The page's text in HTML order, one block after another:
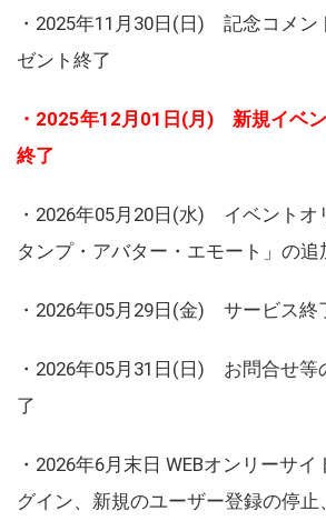
・2025年11月30日(日) 記念コメン
ゼント終了
・2025年12月01日(月) 新規イベ
終了
・2026年05月20日(水) イベントオ
タンプ・アバター・エモート」の追
・2026年05月29日(金) サービス終
・2026年05月31日(日) お問合せ等
了
・2026年6月末日 WEBオンリーサ
グイン、新規のユーザー登録の停止